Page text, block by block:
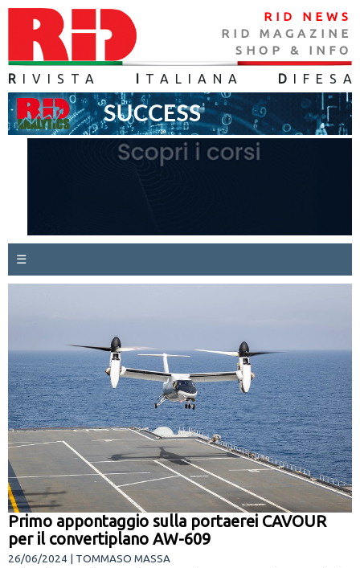
RID NEWS
RID MAGAZINE
SHOP & INFO
R IVISTA TALIANA D IFES A
☰
Primo appontaggio sulla portaerei CAVOUR
per il convertiplano AW-609
26/06/2024 | TOMMASO MASSA